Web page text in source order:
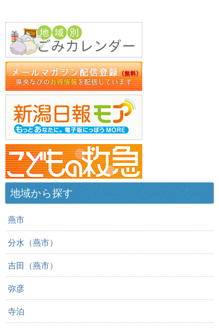
地域から探す
燕市
分水（燕市）
吉田（燕市）
弥彦
寺泊